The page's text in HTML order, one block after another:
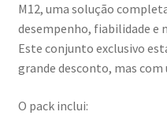
M12, uma solução
desempenho, fiabilidade e
Este conjunto exclusivo
grande desconto, mas
O pack inclui: